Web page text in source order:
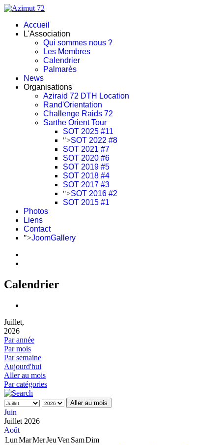
Accueil
L'Association
Qui sommes nous ?
Les Membres
Calendrier
Palmarès
News
Organisations
Aziraid 72 DTH Location
Rand'Orientation
Challenge Raids 72
Sarthe Orient Tour
SOT 2025 #11
">SOT 2022 #8
SOT 2021 #7
SOT 2020 #6
SOT 2019 #5
SOT 2018 #4
SOT 2017 #3
">SOT 2016 #2
SOT 2015 #1
Photos
Liens
Contact
">JoomGallery
Calendrier
Juillet,
2026
Par année
Par mois
Par semaine
Aujourd'hui
Aller au mois
Par catégories
Aller au mois
Juin
Juillet 2026
Août
LunMarMerJeuVen SamDim